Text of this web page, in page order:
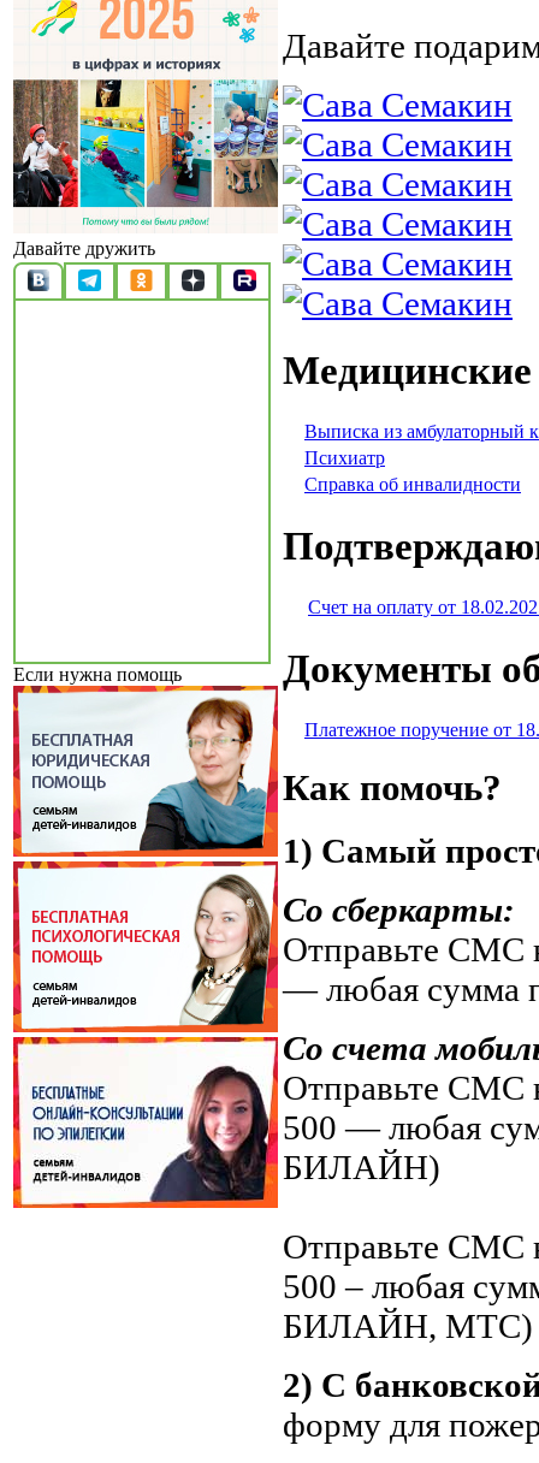
Давайте дружить
Если нужна помощь
Давайте
Выписка из амбулаторный
Психиатр
Справка об инвалидности
Счет на оплату от
Документы
Платежное поручение от
Как помочь?
1) Самый
Со сберкарты:
Отправьте СМС
— любая сумма
Со счета
Отправьте СМС
500 — любая
БИЛАЙН)
Отправьте СМС
500 – любая
БИЛАЙН, МТС)
2) С
форму для